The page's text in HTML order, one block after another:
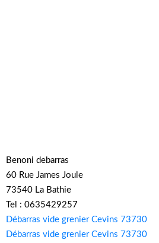
Benoni debarras
60 Rue James Joule
73540 La Bathie
Tel : 0635429257
Débarras vide grenier Cevins 73730
Débarras vide grenier Cevins 73730